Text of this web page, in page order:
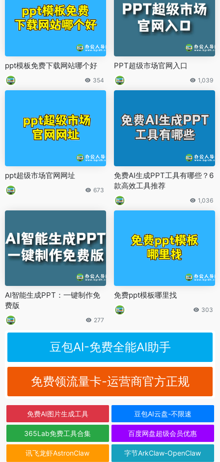
ppt模板免费下载网站哪个好
354
PPT超级市场官网入口
1,039
ppt超级市场官网网址
673
免费AI生成PPT工具有哪些？6
款高效工具推荐
1,036
AI智能生成PPT：一键制作免
费版
277
免费ppt模板哪里找
303
豆包AI-免费全能AI助手
免费领流量卡-运营商官方正规
免费AI图片生成工具 豆包AI云盘-不限速
365Lab免费工具合集 百度网盘超级会员优惠
讯飞龙虾AstronClaw 字节ArkClaw-OpenClaw